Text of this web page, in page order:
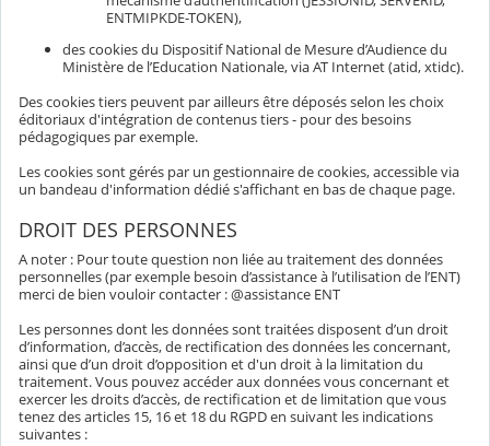
ENTMIPKDE-TOKEN),
des cookies du Dispositif National de Mesure d’Audience du
Ministère de l’Education Nationale, via AT Internet (atid, xtidc).
Des cookies tiers peuvent par ailleurs être déposés selon les choix
éditoriaux d'intégration de contenus tiers - pour des besoins
pédagogiques par exemple.
Les cookies sont gérés par un gestionnaire de cookies, accessible via
un bandeau d'information dédié s'affichant en bas de chaque page.
DROIT DES PERSONNES
A noter : Pour toute question non liée au traitement des données
personnelles (par exemple besoin d’assistance à l’utilisation de l’ENT)
merci de bien vouloir contacter : @assistance ENT
Les personnes dont les données sont traitées disposent d’un droit
d’information, d’accès, de rectification des données les concernant,
ainsi que d’un droit d’opposition et d'un droit à la limitation du
traitement. Vous pouvez accéder aux données vous concernant et
exercer les droits d’accès, de rectification et de limitation que vous
tenez des articles 15, 16 et 18 du RGPD en suivant les indications
suivantes :